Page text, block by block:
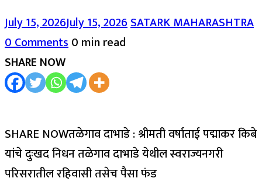
July 15, 2026July 15, 2026SATARK MAHARASHTRA
0 Comments0 min read
SHARE NOW
SHARE NOWतळेगाव दाभाडे : श्रीमती वर्षाताई पद्माकर किबे
यांचे दुःखद निधन तळेगाव दाभाडे येथील स्वराज्यनगरी
परिसरातील रहिवासी तसेच पैसा फंड